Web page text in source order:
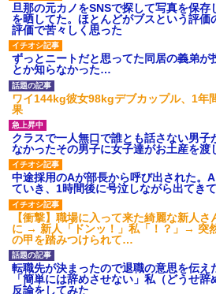
男だけどリベンジポノレノの被害者にな
せない
我が家のガレージに見知らぬ車。俺「も
ターリモコンあるだろ？DOWNのボタ
時間弱・・・
アパートのドアに『ハンザイ者！この人
張り紙が！大家「面倒はごめんだよ」私
見回りで犯人が捕まったが、それが…
ケーキバイキングにいた単独の50くらい
た。
彼氏の家に泊まる事になり、ゲームで盛
と電気を消すとミシッって音が…彼「ち
よくドアを開けるとなんと…
旦那の元カノをSNSで探して写真を保存
を晒してた。ほとんどがブスという評価
評価で苦々しく思った
ずっとニートだと思ってた同居の義弟が
とか知らなかった…
ワイ144kg彼女98kgデブカップル、1年
果
クラスで一人無口で誰とも話さない男
なかったその男子に女子達がお土産を
中途採用のAが部長から呼び出された。
ていき、1時間後に号泣しながら出てき
【衝撃】職場に入って来た綺麗な新人
に → 新人「ドンッ！」私「！？」→ 突
の甲を踏みつけられて…
転職先が決まったので退職の意思を伝え
「簡単には辞めさせない」私（どうせ
反論をしてみた